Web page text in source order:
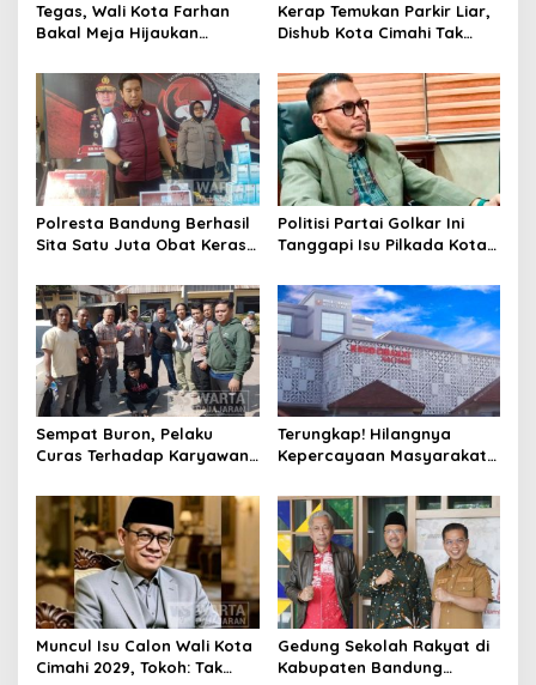
Tegas, Wali Kota Farhan
Bakal Meja Hijaukan
Riau
Kerap Temukan Parkir Liar,
Dishub Kota Cimahi Tak
Pembinaan
Polresta Bandung Berhasil
Sita Satu Juta Obat Keras
Kasus Narkoba
Politisi Partai Golkar Ini
Tanggapi Isu Pilkada Kota
Sempat Buron, Pelaku
Curas Terhadap Karyawan
Ditangkap Polisi
Terungkap! Hilangnya
Kepercayaan Masyarakat
Rebranding RSUD Cibabat
Muncul Isu Calon Wali Kota
Cimahi 2029, Tokoh: Tak
Gedung Sekolah Rakyat di
Kabupaten Bandung